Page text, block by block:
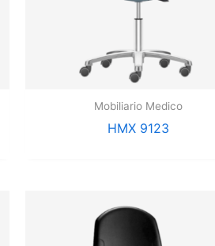
Mobiliario Medico
HMX 9123